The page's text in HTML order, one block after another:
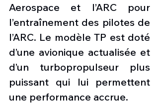
Aerospace et l’ARC pour
l’entraînement des pilotes de
l’ARC. Le modèle TP est doté
d’une avionique actualisée et
d’un turbopropulseur plus
puissant qui lui permettent
une performance accrue.